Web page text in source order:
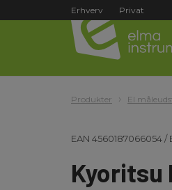
Erhverv Privat
Produkter El
EAN 4560187066054/
Kyoritsu